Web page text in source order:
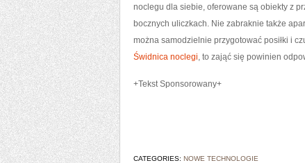
noclegu dla siebie, oferowane są obiekty z
bocznych uliczkach. Nie zabraknie także
można samodzielnie przygotować posiłki i
Świdnica noclegi, to zająć się powinien
+Tekst Sponsorowany+
CATEGORIES: NOWE TECHNOLOGIE